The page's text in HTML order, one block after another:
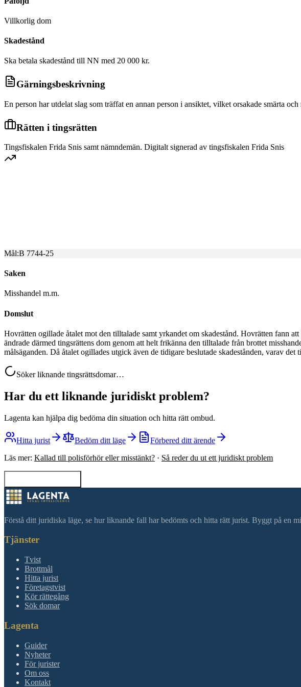
Villkorlig dom
Skadestånd
Ska betala skadestånd till NN med 20 000 kr.
Gärningsbeskrivning
En person har utdelat slag som träffat en annan person i ansiktet, vilket orsakade smärta
Rätten i tingsrätten
Tingsfiskalen Frida Snis samt nämndemän. Digitalt signerad av tingsfiskalen Frida Snis
Mål:B 7744-25
Saken
Misshandel m.m.
Domslut
Hovrätten ogillade åtalet mot den tilltalade samt yrkandet om skadestånd. Hovrätten fann
ändrade därmed tingsrättens dom genom att helt frikänna den tilltalade från brottet
målsäganden. Då åtalet ogillades utgick även de tidigare beslutade skadestånden, varav
Söker liknande tingsrättsdomar…
Har du ett liknande juridiskt problem?
Lagenta kan hjälpa dig bedöma din situation och hitta rätt ombud.
Hitta jurist Bedöm ditt läge
Förbered ditt ärende
Läs mer: Kallad till polisförhör eller misstänkt? · Så reder du ut ett juridiskt problem
Förstå ditt juridiska läge, se hur liknande fall har bedömts och hitta rätt jurist. Byggt på en
Tjänster
Tvist
Brottmål
Hitta jurist
Företagstvist
Kör rättegång
Sök domar
Lagenta
Guider
Nyheter
För jurister
Om oss
Kontakt